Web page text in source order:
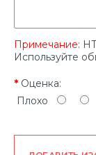
Примечание:
Используйте
Оценка:
Плохо